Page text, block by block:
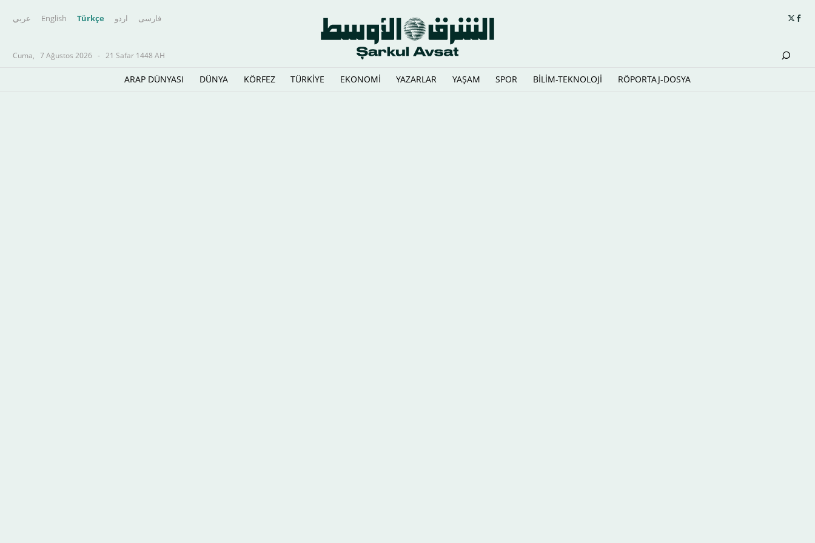
عربي English Türkçe اردو فارسى
Cuma, 7 Ağustos 2026 - 21 Safar 1448 AH
ARAP DÜNYASI DÜNYA KÖRFEZ TÜRKİYE EKONOMİ YAZARLAR YAŞAM SPOR BİLİM-TEKNOLOJİ RÖPORTAJ-DOSYA